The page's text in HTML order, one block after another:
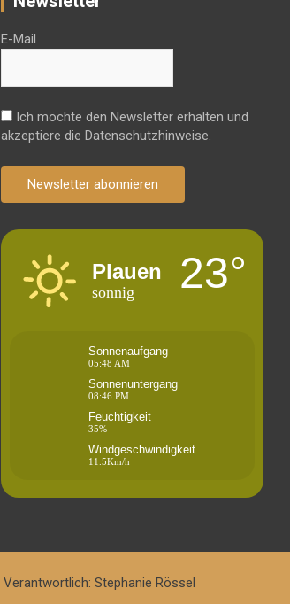
E-Mail
Ich möchte den Newsletter erhalten und
akzeptiere die Datenschutzhinweise.
Newsletter abonnieren
Plauen
sonnig 23°
Sonnenaufgang
05:48 AM
Sonnenuntergang
08:46 PM
Feuchtigkeit
35%
Windgeschwindigkeit
11.5Km/h
Verantwortlich: Stephanie Rössel